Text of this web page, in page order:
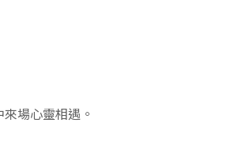
場心靈相遇。